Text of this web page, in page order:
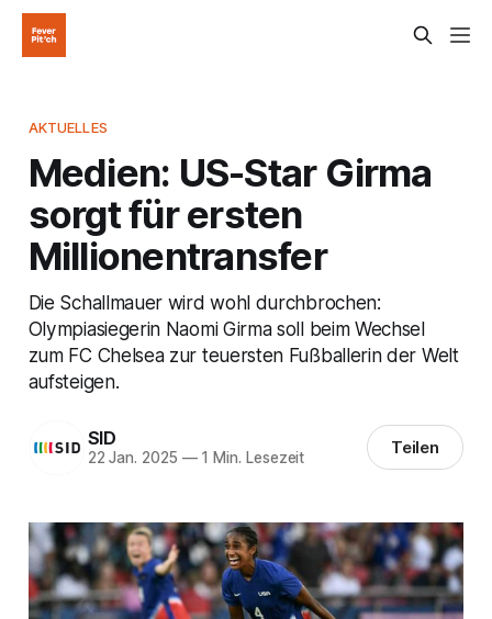
AKTUELLES
Medien: US-Star Girma
sorgt für ersten
Millionentransfer
Die Schallmauer wird wohl durchbrochen:
Olympiasiegerin Naomi Girma soll beim Wechsel
zum FC Chelsea zur teuersten Fußballerin der Welt
aufsteigen.
SID
22 Jan. 2025 —1 Min. Lesezeit Teilen